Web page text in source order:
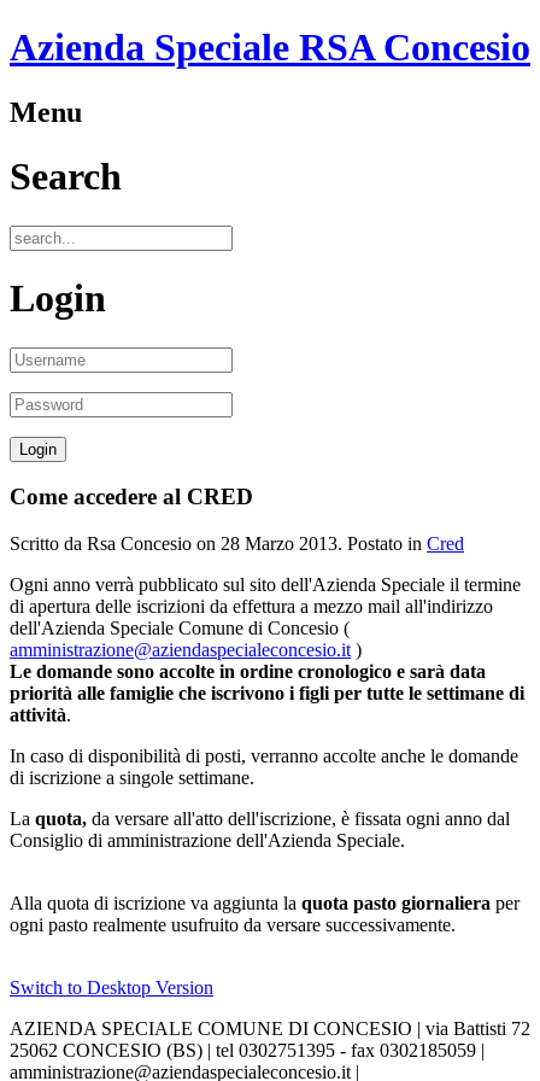
Azienda Speciale RSA Concesio
Menu
Search
Login
Come accedere al CRED
Scritto da Rsa Concesio on 28 Marzo 2013. Postato in Cred
Ogni anno verrà pubblicato sul sito dell'Azienda Speciale il termine
di apertura delle iscrizioni da effettura a mezzo mail all'indirizzo
dell'Azienda Speciale Comune di Concesio (
amministrazione@aziendaspecialeconcesio.it )
Le domande sono accolte in ordine cronologico e sarà data
priorità alle famiglie che iscrivono i figli per tutte le settimane di
attività.
In caso di disponibilità di posti, verranno accolte anche le domande
di iscrizione a singole settimane.
La quota, da versare all'atto dell'iscrizione, è fissata ogni anno dal
Consiglio di amministrazione dell'Azienda Speciale.
Alla quota di iscrizione va aggiunta la quota pasto giornaliera per
ogni pasto realmente usufruito da versare successivamente.
Switch to Desktop Version
AZIENDA SPECIALE COMUNE DI CONCESIO | via Battisti 72
25062 CONCESIO (BS) | tel 0302751395 - fax 0302185059 |
amministrazione@aziendaspecialeconcesio.it |